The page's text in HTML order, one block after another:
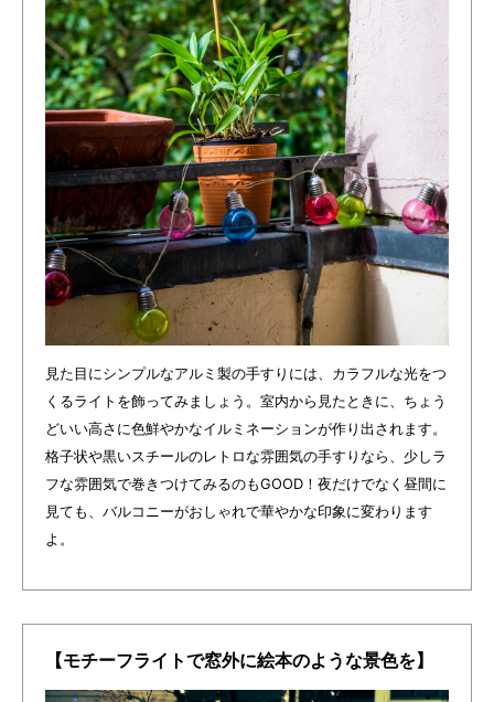
見た目にシンプルなアルミ製の手すりには、カラフルな光をつ
くるライトを飾ってみましょう。室内から見たときに、ちょう
どいい高さに色鮮やかなイルミネーションが作り出されます。
格子状や黒いスチールのレトロな雰囲気の手すりなら、少しラ
フな雰囲気で巻きつけてみるのもGOOD！夜だけでなく昼間に
見ても、バルコニーがおしゃれで華やかな印象に変わります
よ。
【モチーフライトで窓外に絵本のような景色を】